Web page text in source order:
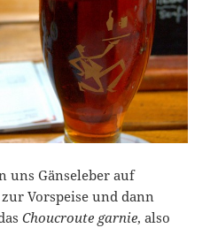
uns Gänseleber auf
Vorspeise und dann
Choucroute garnie, also